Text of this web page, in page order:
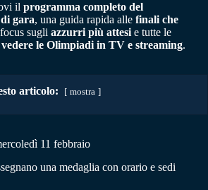
il programma completo del
gara, una guida rapida alle finali che
sugli azzurri più attesi e tutte le
vedere le Olimpiadi in TV e streaming.
articolo: mostra
11 febbraio
una medaglia con orario e sedi